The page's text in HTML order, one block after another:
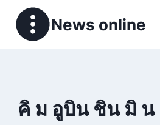
News online
คิ ม อูบิน ชิน มิ น